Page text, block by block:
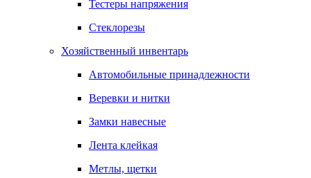
Тестеры напряжения
Стеклорезы
Хозяйственный инвентарь
Автомобильные принадлежности
Веревки и нитки
Замки навесные
Лента клейкая
Метлы, щетки